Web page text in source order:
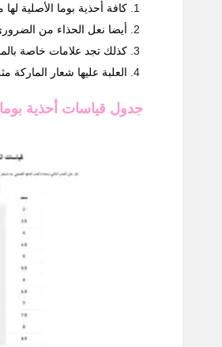
كافة أحذية بوما الأصلية
أيضا نعل الحذاء من
كذلك تجد علامات خاصة
العلبة عليها شعار الماركة
جدول قياسات أحذية